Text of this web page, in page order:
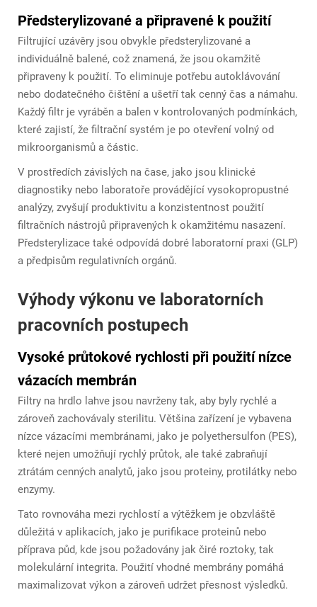
Předsterylizované a připravené k použití
Filtrující uzávěry jsou obvykle předsterylizované a
individuálně balené, což znamená, že jsou okamžitě
připraveny k použití. To eliminuje potřebu autoklávování
nebo dodatečného čištění a ušetří tak cenný čas a námahu.
Každý filtr je vyráběn a balen v kontrolovaných podmínkách,
které zajistí, že filtrační systém je po otevření volný od
mikroorganismů a částic.
V prostředích závislých na čase, jako jsou klinické
diagnostiky nebo laboratoře provádějící vysokopropustné
analýzy, zvyšují produktivitu a konzistentnost použití
filtračních nástrojů připravených k okamžitému nasazení.
Předsterylizace také odpovídá dobré laboratorní praxi (GLP)
a předpisům regulativních orgánů.
Výhody výkonu ve laboratorních
pracovních postupech
Vysoké průtokové rychlosti při použití nízce
vázacích membrán
Filtry na hrdlo lahve jsou navrženy tak, aby byly rychlé a
zároveň zachovávaly sterilitu. Většina zařízení je vybavena
nízce vázacími membránami, jako je polyethersulfon (PES),
které nejen umožňují rychlý průtok, ale také zabraňují
ztrátám cenných analytů, jako jsou proteiny, protilátky nebo
enzymy.
Tato rovnováha mezi rychlostí a výtěžkem je obzvláště
důležitá v aplikacích, jako je purifikace proteinů nebo
příprava půd, kde jsou požadovány jak čiré roztoky, tak
molekulární integrita. Použití vhodné membrány pomáhá
maximalizovat výkon a zároveň udržet přesnost výsledků.